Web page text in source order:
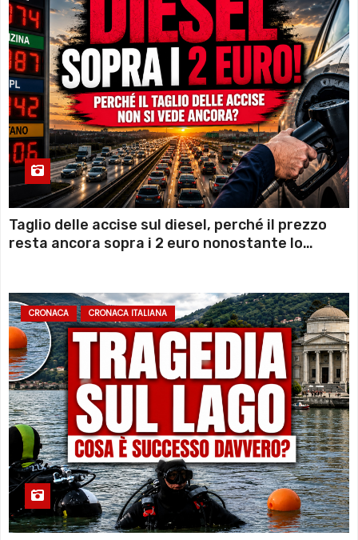
Taglio delle accise sul diesel, perché il prezzo
resta ancora sopra i 2 euro nonostante lo
CRONACA CRONACA ITALIANA